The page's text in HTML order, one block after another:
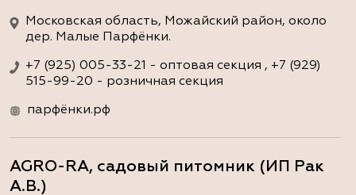
Московская область, Можайский район, около
дер. Малые Парфёнки.
+7 (925) 005-33-21 - оптовая секция , +7 (929)
515-99-20 - розничная секция
парфёнки.рф
AGRO-RA, садовый питомник (ИП Рак
А.В.)